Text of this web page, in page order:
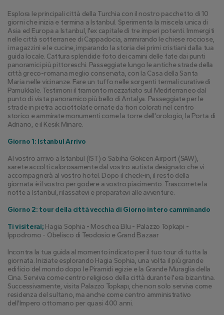
Esplora le principali città della Turchia con il nostro pacchetto di 10
giorni che inizia e termina a Istanbul. Sperimenta la miscela unica di
Asia ed Europa a Istanbul, l'ex capitale di tre imperi potenti. Immergiti
nelle città sotterranee di Cappadocia, ammirando le chiese rocciose,
i magazzini e le cucine, imparando la storia dei primi cristiani dalla tua
guida locale. Cattura splendide foto dei camini delle fate dai punti
panoramici più pittoreschi. Passeggiate lungo le antiche strade della
città greco-romana meglio conservata, con la Casa della Santa
Maria nelle vicinanze. Fare un tuffo nelle sorgenti termali curative di
Pamukkale. Testimoni il tramonto mozzafiato sul Mediterraneo dal
punto di vista panoramico più bello di Antalya. Passeggiate per le
strade in pietra acciottolate ornate da fiori colorati nel centro
storico e ammirate monumenti come la torre dell'orologio, la Porta di
Adriano, e il Kesik Minare.
Giorno 1: Istanbul Arrivo
Al vostro arrivo a Istanbul (IST) o Sabiha Gökcen Airport (SAW),
sarete accolti calorosamente dal vostro autista designato che vi
accompagnerà al vostro hotel. Dopo il check-in, il resto della
giornata è il vostro per godere a vostro piacimento. Trascorrete la
notte a Istanbul, rilassatevi e preparatevi alle avventure.
Giorno 2: tour della città vecchia di Giorno intero camminando
Ti visiterai; Hagia Sophia - Moschea Blu - Palazzo Topkapi -
Ippodromo - Obelisco di Teodosio e Grand Bazaar
Incontra la tua guida al momento indicato per il tuo tour di tutta la
giornata. Iniziate esplorando Hagia Sophia, una volta il più grande
edificio del mondo dopo le Piramidi egizie e la Grande Muraglia della
Cina. Serviva come centro religioso della città durante l'era bizantina.
Successivamente, visita Palazzo Topkapı, che non solo serviva come
residenza del sultano, ma anche come centro amministrativo
dell'Impero ottomano per quasi 400 anni.